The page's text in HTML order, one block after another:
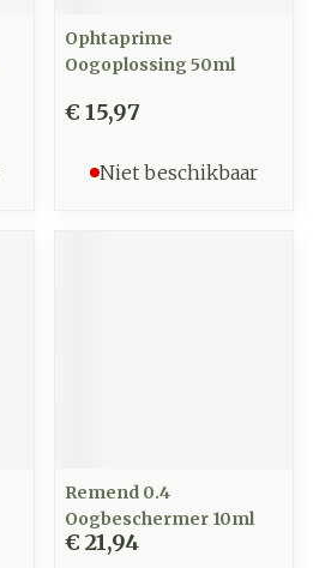
Ophtaprime
Oogoplossing 50ml
€ 15,97
Niet beschikbaar
Remend 0.4
Oogbeschermer 10ml
€ 21,94